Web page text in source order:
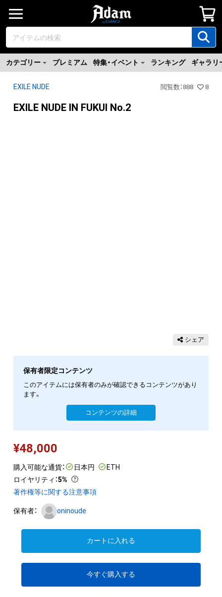
カテゴリー プレミアム 特集・イベント ランキング ギャラリ
EXILE NUDE 閲覧数 ： 888 8
EXILE NUDE IN FUKUI No.2
シェア
保有者限定コンテンツ
このアイテムには保有者のみが確認できるコンテンツがあり
ます。
コンテンツの詳細
¥48,000
購入可能な通貨： 日本円
ETH
ロイヤリティ ：5%
著作権等に関する注意事項
保有者： oninoude
カートに入れる
今すぐ購入する